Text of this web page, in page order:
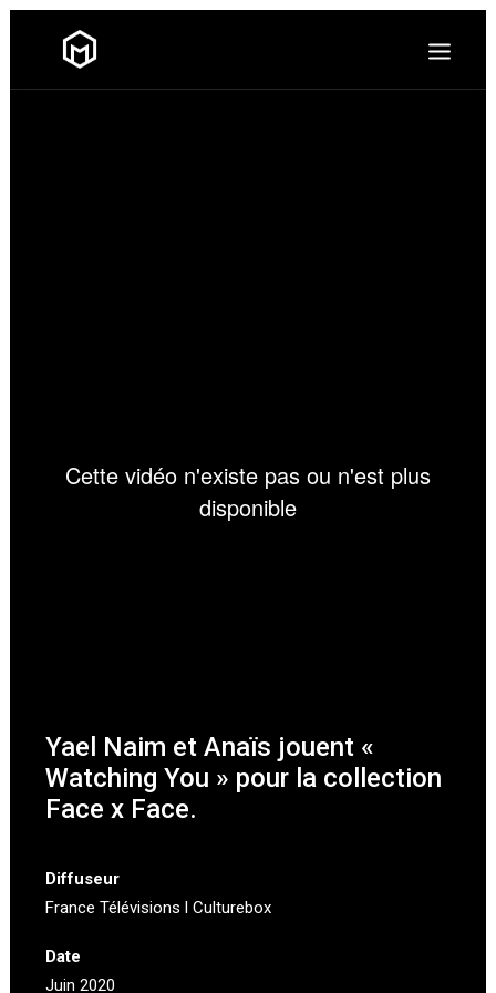
Yael Naim et Anaïs jouent «
Watching You » pour la collection
Face x Face.
Diffuseur
France Télévisions l Culturebox
Date
Juin 2020